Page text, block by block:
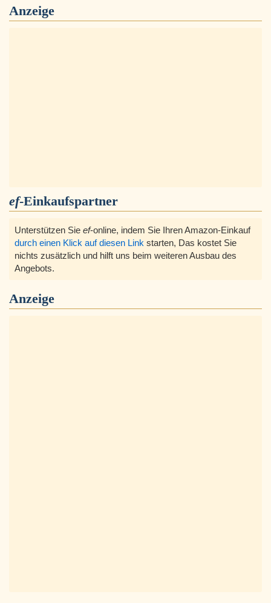
Anzeige
ef-Einkaufspartner
Unterstützen Sie ef-online, indem Sie Ihren Amazon-Einkauf
durch einen Klick auf diesen Link starten, Das kostet Sie
nichts zusätzlich und hilft uns beim weiteren Ausbau des
Angebots.
Anzeige